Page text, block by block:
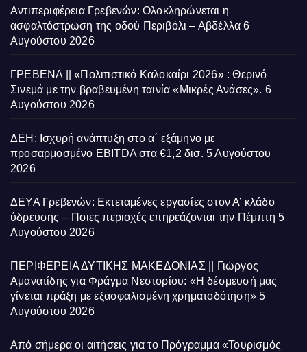
Αντιπεριφέρεια Γρεβενών: Ολοκληρώνεται η
ασφαλτόστρωση της οδού Περιβόλι – Αβδέλλα 6
Αυγούστου 2026
ΓΡΕΒΕΝΑ || «Πολιτιστικό Καλοκαίρι 2026» : Θερινό
Σινεμά με την βραβευμένη ταινία «Μικρές Ανάσες». 6
Αυγούστου 2026
ΔΕΗ: Ισχυρή ανάπτυξη στο α΄ εξάμηνο με
προσαρμοσμένο EBITDA στα €1,2 δισ. 5 Αυγούστου
2026
ΔΕΥΑ Γρεβενών: Εκτεταμένες εργασίες στον Α’ κλάδο
ύδρευσης – Ποιες περιοχές επηρεάζονται την Πέμπτη 5
Αυγούστου 2026
ΠΕΡΙΦΕΡΕΙΑ ΔΥΤΙΚΗΣ ΜΑΚΕΔΟΝΙΑΣ || Γιώργος
Αμανατίδης για Φράγμα Νεστορίου: «Η δέσμευσή μας
γίνεται πράξη με εξασφαλισμένη χρηματοδότηση» 5
Αυγούστου 2026
Από σήμερα οι αιτήσεις για το Πρόγραμμα «Τουρισμός